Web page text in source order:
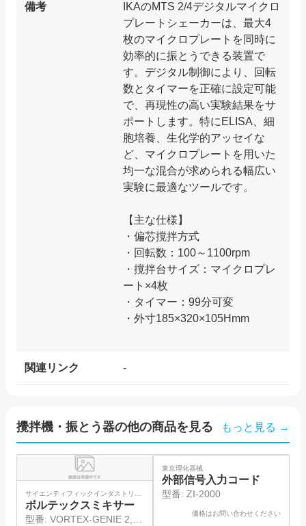
備考
IKAのMTS 2/4デジタルマイクロ
プレートシェーカーは、最大4
枚のマイクロプレートを同時に
効率的に振とうできる装置で
す。デジタル制御により、回転
数とタイマーを正確に設定可能
で、再現性の高い実験結果をサ
ポートします。特にELISA、細
胞培養、生化学的アッセイな
ど、マイクロプレートを用いた
均一な混合が求められる幅広い
実験に最適なツールです。
【主な仕様】
・偏芯撹拌方式
・回転数：100～1100rpm
・撹拌台サイズ：マイクロプレ
ート×4枚
・タイマー：99分可変
・外寸185×320×105Hmm
関連リンク -
攪拌機・振とう器の他の商品を見る もっと見る →
サイエンティフィックインダストリー
ズ
ボルテックスミキサー
型番: VORTEX-GENIE 2,
東京理化器械
外部信号入力コード
型番: ZI-2000
価格はお問い合わせください